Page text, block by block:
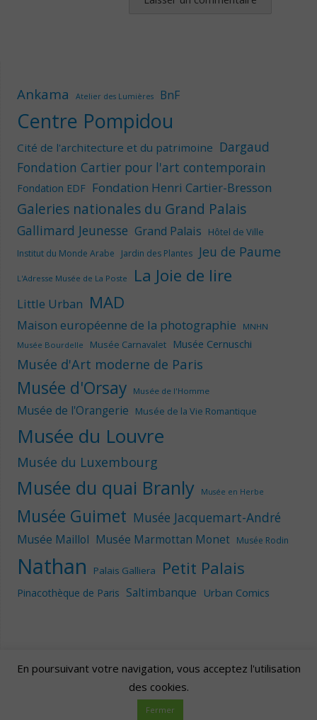
Ankama Atelier des Lumières BnF
Centre Pompidou
Cité de l'architecture et du patrimoine Dargaud
Fondation Cartier pour l'art contemporain
Fondation EDF Fondation Henri Cartier-Bresson
Galeries nationales du Grand Palais
Gallimard Jeunesse Grand Palais Hôtel de Ville
Institut du Monde Arabe Jardin des Plantes Jeu de Paume
L'Adresse Musée de La Poste La Joie de lire
Little Urban MAD
Maison européenne de la photographie
MNHN
Musée Bourdelle
Musée Carnavalet Musée Cernuschi
Musée d'Art moderne de Paris
Musée d'Orsay Musée de l'Homme
Musée de l'Orangerie Musée de la Vie Romantique
Musée du Louvre
Musée du Luxembourg
Musée du quai Branly Musée en Herbe
Musée Guimet Musée Jacquemart-André
Musée Maillol Musée Marmottan Monet Musée Rodin
Nathan Palais Galliera Petit Palais
Pinacothèque de Paris Saltimbanque Urban Comics
| Fièrement propulsé par
En poursuivant votre navigation, vous acceptez l'utilisation
des cookies.
Fermer